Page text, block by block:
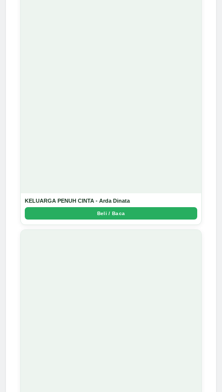
KELUARGA PENUH CINTA - Arda Dinata
Beli / Baca